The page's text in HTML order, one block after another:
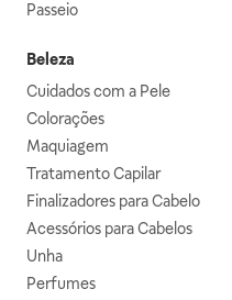
Passeio
Beleza
Cuidados com a Pele
Colorações
Maquiagem
Tratamento Capilar
Finalizadores para Cabelo
Acessórios para Cabelos
Unha
Perfumes